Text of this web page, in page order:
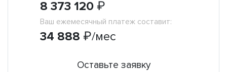
8 373 120 ₽
Ваш ежемесячный платеж составит:
34 888 ₽/мес
Оставьте заявку